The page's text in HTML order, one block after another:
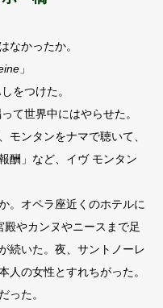
なかったか。
」
をつけた。
て世界中にはやらせた。
モンタンをナマで聴いて、
酬」など、イヴ モンタン
。オペラ座近くのホテルに
やカンヌやニースまで足
続いた。夜、サントノーレ
人の女性とすれちがった。
った。